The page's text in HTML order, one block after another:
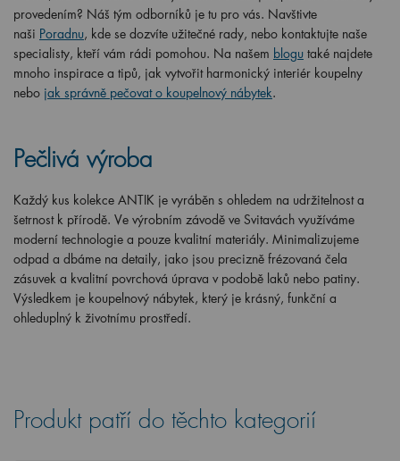
provedením? Náš tým odborníků je tu pro vás. Navštivte
naši Poradnu, kde se dozvíte užitečné rady, nebo kontaktujte naše
specialisty, kteří vám rádi pomohou. Na našem blogu také najdete
mnoho inspirace a tipů, jak vytvořit harmonický interiér koupelny
nebo jak správně pečovat o koupelnový nábytek.
Pečlivá výroba
Každý kus kolekce ANTIK je vyráběn s ohledem na udržitelnost a
šetrnost k přírodě. Ve výrobním závodě ve Svitavách využíváme
moderní technologie a pouze kvalitní materiály. Minimalizujeme
odpad a dbáme na detaily, jako jsou precizně frézovaná čela
zásuvek a kvalitní povrchová úprava v podobě laků nebo patiny.
Výsledkem je koupelnový nábytek, který je krásný, funkční a
ohleduplný k životnímu prostředí.
Produkt patří do těchto kategorií